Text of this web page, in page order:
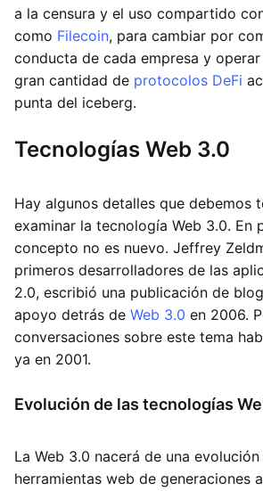
a la censura y el uso compartido
como Filecoin, para cambiar por
conducta de cada empresa y
gran cantidad de protocolos DeFi
punta del iceberg.
Tecnologías Web 3.0
Hay algunos detalles que debemos
examinar la tecnología Web 3.0. En
concepto no es nuevo. Jeffrey
primeros desarrolladores de las
2.0, escribió una publicación de
apoyo detrás de Web 3.0 en 2006.
conversaciones sobre este tema
ya en 2001.
Evolución de las tecnologías
La Web 3.0 nacerá de una
herramientas web de generaciones